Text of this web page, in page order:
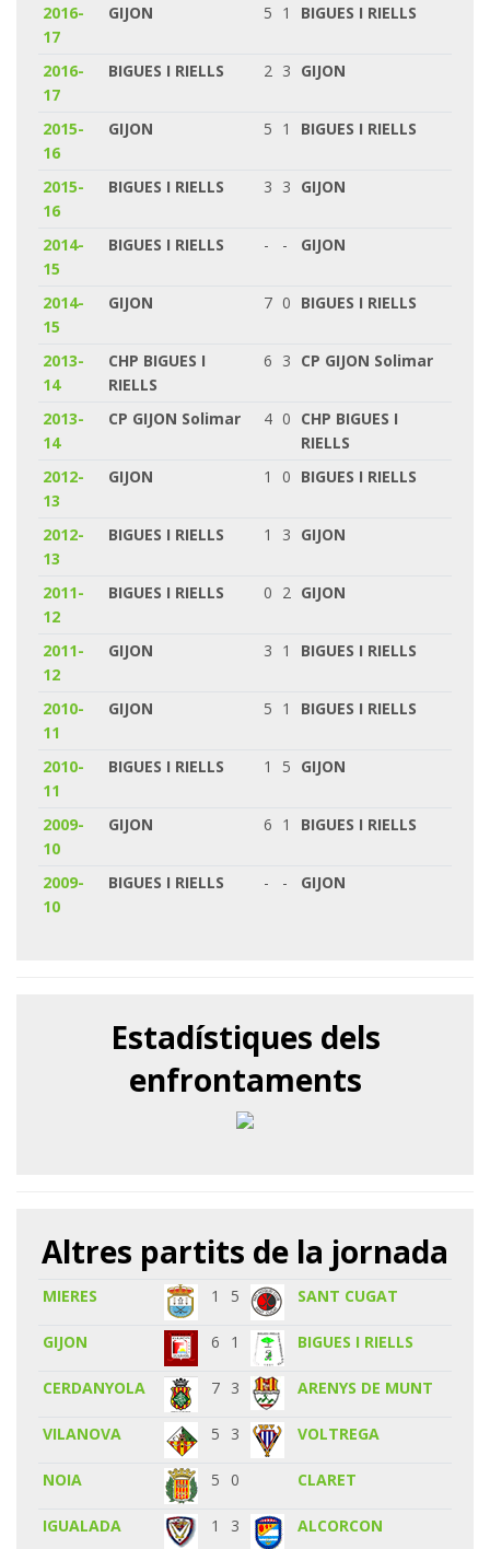
2016-
17
GIJON 5 1 BIGUES I RIELLS
2016-
17
BIGUES I RIELLS 2 3 GIJON
2015-
16
GIJON 5 1 BIGUES I RIELLS
2015-
16
BIGUES I RIELLS 3 3 GIJON
2014-
15
BIGUES I RIELLS - - GIJON
2014-
15
GIJON 7 0 BIGUES I RIELLS
2013-
14
CHP BIGUES I
RIELLS
6 3 CP GIJON Solimar
2013-
14
CP GIJON Solimar 4 0 CHP BIGUES I
RIELLS
2012-
13
GIJON 1 0 BIGUES I RIELLS
2012-
13
BIGUES I RIELLS 1 3 GIJON
2011-
12
BIGUES I RIELLS 0 2 GIJON
2011-
12
GIJON 3 1 BIGUES I RIELLS
2010-
11
GIJON 5 1 BIGUES I RIELLS
2010-
11
BIGUES I RIELLS 1 5 GIJON
2009-
10
GIJON 6 1 BIGUES I RIELLS
2009-
10
BIGUES I RIELLS - - GIJON
Estadístiques dels
enfrontaments
Altres partits de la jornada
MIERES 1 5 SANT CUGAT
GIJON 6 1 BIGUES I RIELLS
CERDANYOLA 7 3 ARENYS DE MUNT
VILANOVA 5 3 VOLTREGA
NOIA 5 0 CLARET
IGUALADA 1 3 ALCORCON